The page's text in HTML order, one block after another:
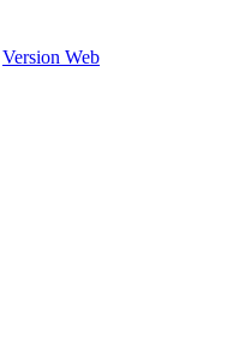
Version Web